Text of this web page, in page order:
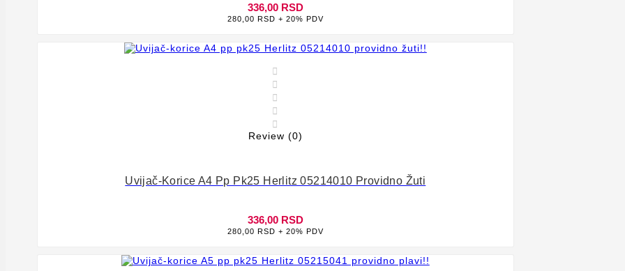
  
336,00 RSD
280,00 RSD + 20% PDV





Review (0)
Uvijač-Korice A4 Pp Pk25 Herlitz 05214010 Providno Žuti
336,00 RSD
280,00 RSD + 20% PDV